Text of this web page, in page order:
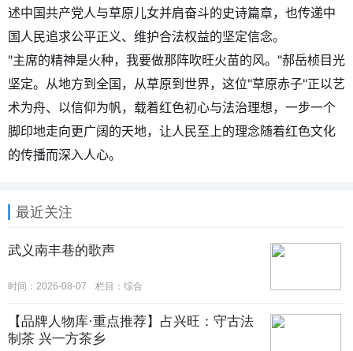
述中国共产党人与草原儿女并肩奋斗的史诗篇章，也传递中
国人民追求公平正义、维护合法权益的坚定信念。
"主席的精神是火种，我要做那阵吹旺火苗的风。"郝岳桢目光
坚定。从地方到全国，从草原到世界，这位"草原赤子"正以艺
术为舟、以信仰为帆，载着红色初心与法治理想，一步一个
脚印地走向更广阔的天地，让人民至上的理念随着红色文化
的传播而深入人心。
最近关注
武义南丰巷的歌声
时间：2026-08-07 栏目： 综合
【品牌人物库·重点推荐】占兴旺：守古法
制茶 兴一方茶乡